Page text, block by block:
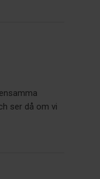
ser då om vi